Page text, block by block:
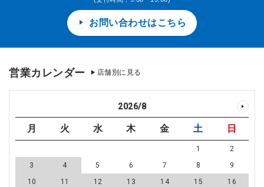
お問い合わせはこちら
営業カレンダー 店舗別に見る
2026/8
月 火 水 木 金 土 日
1
2
3
4 5 6 7 8
9
10
11 12 13 14 15
16